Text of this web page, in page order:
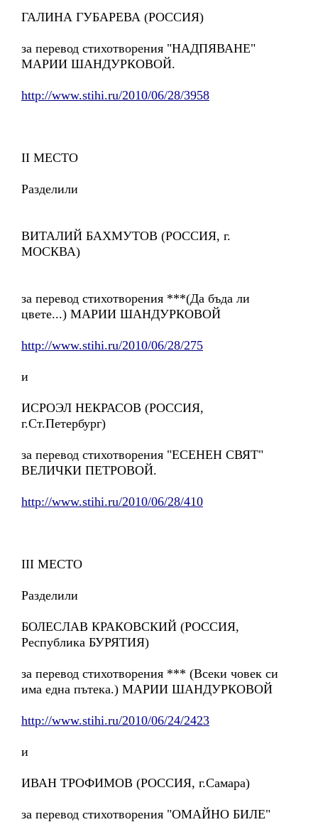
ГАЛИНА ГУБАРЕВА (РОССИЯ)
за перевод стихотворения "НАДПЯВАНЕ"
МАРИИ ШАНДУРКОВОЙ.
http://www.stihi.ru/2010/06/28/3958
II МЕСТО
Разделили
ВИТАЛИЙ БАХМУТОВ (РОССИЯ, г.
МОСКВА)
за перевод стихотворения ***(Да бъда ли
цвете...) МАРИИ ШАНДУРКОВОЙ
http://www.stihi.ru/2010/06/28/275
и
ИСРОЭЛ НЕКРАСОВ (РОССИЯ,
г.Ст.Петербург)
за перевод стихотворения "ЕСЕНЕН СВЯТ"
ВЕЛИЧКИ ПЕТРОВОЙ.
http://www.stihi.ru/2010/06/28/410
III МЕСТО
Разделили
БОЛЕСЛАВ КРАКОВСКИЙ (РОССИЯ,
Республика БУРЯТИЯ)
за перевод стихотворения *** (Всеки човек си
има една пътека.) МАРИИ ШАНДУРКОВОЙ
http://www.stihi.ru/2010/06/24/2423
и
ИВАН ТРОФИМОВ (РОССИЯ, г.Самара)
за перевод стихотворения "ОМАЙНО БИЛЕ"